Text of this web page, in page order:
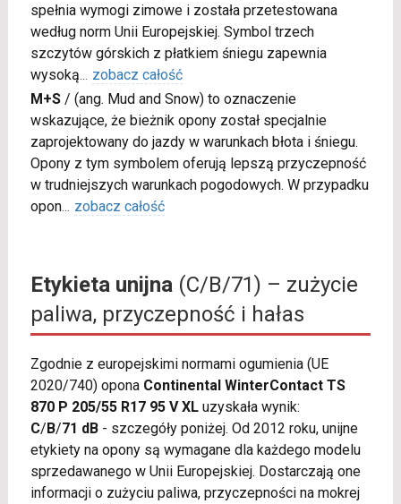
spełnia wymogi zimowe i została przetestowana
według norm Unii Europejskiej. Symbol trzech
szczytów górskich z płatkiem śniegu zapewnia
wysoką... zobacz całość
M+S/ (ang. Mud and Snow) to oznaczenie
wskazujące, że bieżnik opony został specjalnie
zaprojektowany do jazdy w warunkach błota i śniegu.
Opony z tym symbolem oferują lepszą przyczepność
w trudniejszych warunkach pogodowych. W przypadku
opon... zobacz całość
Etykieta unijna(C/B/71) – zużycie
paliwa, przyczepność i hałas
Zgodnie z europejskimi normami ogumienia (UE
2020/740) opona Continental WinterContact TS
870 P 205/55 R17 95 V XLuzyskała wynik:
C/B/71 dB- szczegóły poniżej. Od 2012 roku, unijne
etykiety na opony są wymagane dla każdego modelu
sprzedawanego w Unii Europejskiej. Dostarczają one
informacji o zużyciu paliwa, przyczepności na mokrej